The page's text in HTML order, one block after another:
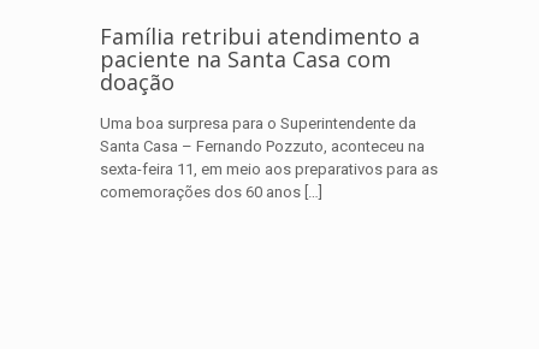
Família retribui atendimento a
paciente na Santa Casa com
doação
Uma boa surpresa para o Superintendente da
Santa Casa – Fernando Pozzuto, aconteceu na
sexta-feira 11, em meio aos preparativos para as
comemorações dos 60 anos […]